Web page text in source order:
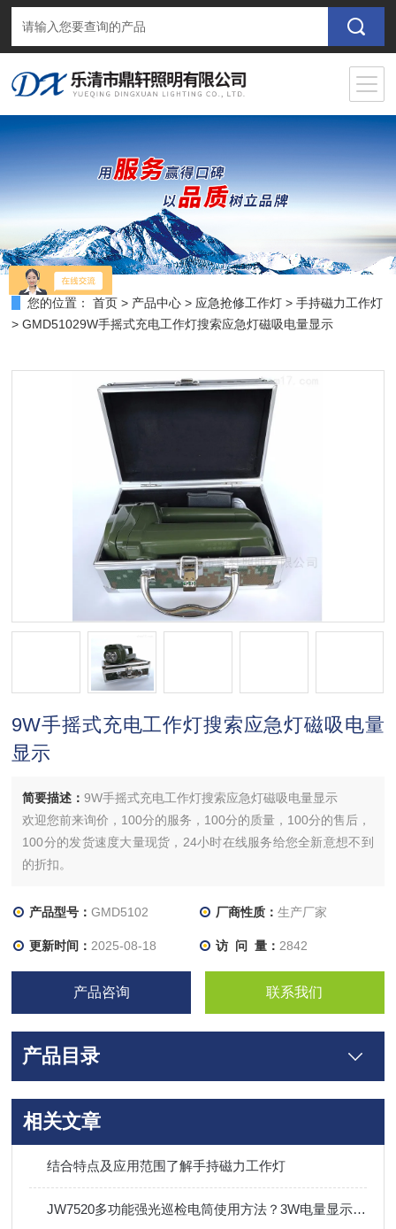
您的位置： 首页 > 产品中心 > 应急抢修工作灯 >手持磁力工作灯
> GMD51029W手摇式充电工作灯搜索应急灯磁吸电量显示
9W手摇式充电工作灯搜索应急灯磁吸电量
显示
简要描述：9W手摇式充电工作灯搜索应急灯磁吸电量显示
欢迎您前来询价，100分的服务，100分的质量，100分的售后，
100分的发货速度大量现货，24小时在线服务给您全新意想不到
的折扣。
产品型号：GMD5102 厂商性质： 生产厂家
更新时间： 2025-08-18 访 问 量： 2842
产品咨询 联系我们
产品目录
相关文章
结合特点及应用范围了解手持磁力工作灯
JW7520多功能强光巡检电筒使用方法？3W电量显示充电式IP66